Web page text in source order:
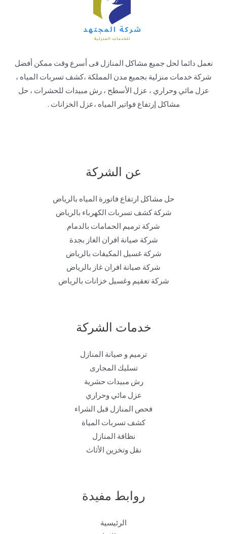
نعمل دائما لحل جميع مشاكل المنازل فى أسرع وقت ممكن أفضل
شركة خدمات منزلية بجميع مدن المملكة ،كشف تسربات المياه ،
عزل مائي وحراري ، عزل الأسطح ، رش مبيدات للحشرات ، حل
مشاكل إرتفاع فواتير المياه ،عزل الخزانات .
عن الشركة
حل مشاكل ارتفاع فاتورة المياه بالرياض
شركة كشف تسربات الكهرباء بالرياض
شركة ترميم الحمامات بالدمام
شركة صيانة افران الغاز بجدة
شركة غسيل المكيفات بالرياض
شركة صيانة افران غاز بالرياض
شركة تعقيم وغسيل خزانات بالرياض
خدمات الشركة
ترميم و صيانة المنازل
تسليك المجارى
رش مبيدات حشرية
عزل مائي وحراري
فحص المنازل قبل الشراء
كشف تسربات المياة
نظافة المنازل
نقل وتخزين الأثاث
روابط مفيدة
الرئيسية